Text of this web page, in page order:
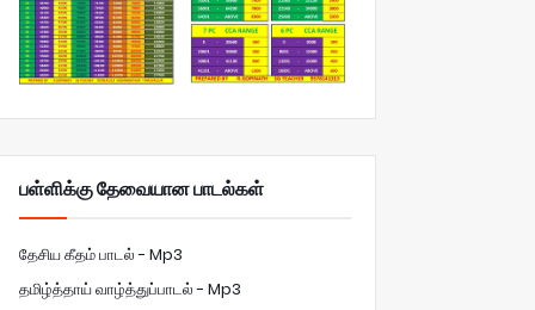
பள்ளிக்கு தேவையான பாடல்கள்
தேசிய கீதம் பாடல் - Mp3
தமிழ்த்தாய் வாழ்த்துப்பாடல் - Mp3